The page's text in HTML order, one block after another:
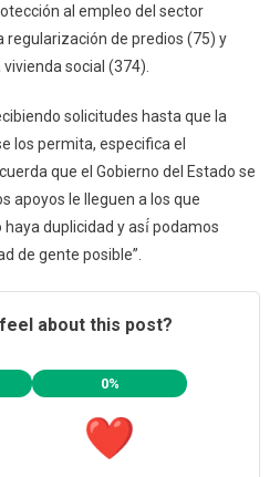
al empleo del sector
regularización de predios (75) y
social (374).
solicitudes hasta que la
los permita, especifica el
que el Gobierno del Estado se
apoyos le lleguen a los que
duplicidad y así́ podamos
de gente posible”.
about this post?
0%